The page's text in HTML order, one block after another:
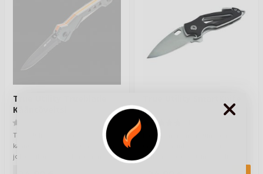
True Utility Trueblade
Kääntöveitsi
True Utility Trueblade
kääntöveitsi, on kevyt ja kestävä
joka paikan veitsi. Terä on mustaa
Paljon enemmän kuin vain
tavallinen linkkari... Se on
pullonavaaja, ruuvimeisseli,